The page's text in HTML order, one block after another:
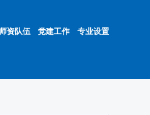
专业设置
党建工作
师资队伍